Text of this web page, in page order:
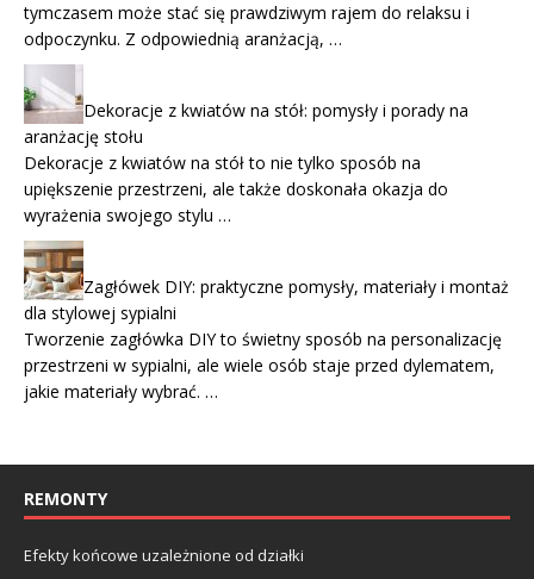
tymczasem może stać się prawdziwym rajem do relaksu i
odpoczynku. Z odpowiednią aranżacją, …
Dekoracje z kwiatów na stół: pomysły i porady na
aranżację stołu
Dekoracje z kwiatów na stół to nie tylko sposób na
upiększenie przestrzeni, ale także doskonała okazja do
wyrażenia swojego stylu …
Zagłówek DIY: praktyczne pomysły, materiały i montaż
dla stylowej sypialni
Tworzenie zagłówka DIY to świetny sposób na personalizację
przestrzeni w sypialni, ale wiele osób staje przed dylematem,
jakie materiały wybrać. …
REMONTY
Efekty końcowe uzależnione od działki